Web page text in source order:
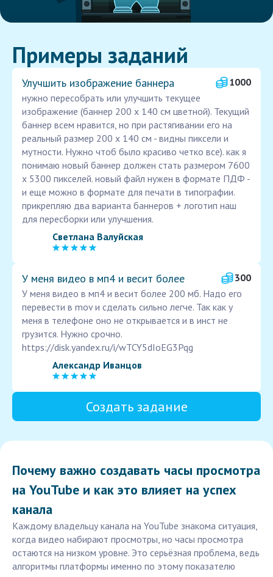
Примеры заданий
Улучшить изображение баннера
1000
нужно пересобрать или улучшить текущее
изображение (баннер 200 х 140 см цветной). Текущий
баннер всем нравится, но при растягивании его на
реальный размер 200 х 140 см - видны пиксели и
мутности. Нужно чтоб было красиво четко все). как я
понимаю новый баннер должен стать размером 7600
х 5300 пикселей. новый файл нужен в формате ПДФ -
и еще можно в формате для печати в типографии.
прикрепляю два варианта баннеров + логотип наш
для пересборки или улучшения.
Светлана Валуйская
У меня видео в мп4 и весит более
300
У меня видео в мп4 и весит более 200 мб. Надо его
перевести в mov и сделать сильно легче. Так как у
меня в телефоне оно не открывается и в инст не
грузится. Нужно срочно.
https://disk.yandex.ru/i/wTCY5dIoEG3Pqg
Александр Иванцов
Создать задание
Почему важно создавать часы просмотра
на YouTube и как это влияет на успех
канала
Каждому владельцу канала на YouTube знакома ситуация,
когда видео набирают просмотры, но часы просмотра
остаются на низком уровне. Это серьёзная проблема, ведь
алгоритмы платформы именно по этому показателю